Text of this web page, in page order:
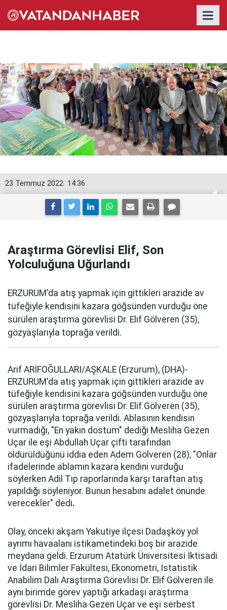
14:36
23 Temmuz 2022
Araştırma Görevlisi Elif, Son
Yolculuğuna Uğurlandı
ERZURUM'da atış yapmak için gittikleri arazide av
tüfeğiyle kendisini kazara göğsünden vurduğu öne
sürülen araştırma görevlisi Dr. Elif Gölveren (35),
gözyaşlarıyla toprağa verildi.
Arif ARİFOĞULLARI/AŞKALE (Erzurum), (DHA)-
ERZURUM'da atış yapmak için gittikleri arazide av
tüfeğiyle kendisini kazara göğsünden vurduğu öne
sürülen araştırma görevlisi Dr. Elif Gölveren (35),
gözyaşlarıyla toprağa verildi. Ablasının kendisin
vurmadığı, "En yakın dostum" dediği Mesliha Gezen
Uçar ile eşi Abdullah Uçar çifti tarafından
öldürüldüğünü iddia eden Adem Gölveren (28), "Onlar
ifadelerinde ablamın kazara kendini vurduğu
söylerken Adil Tıp raporlarında karşı taraftan atış
yapıldığı söyleniyor. Bunun hesabını adalet önünde
verecekler" dedi.
Olay, önceki akşam Yakutiye ilçesi Dadaşköy yol
ayrımı havaalanı istikametindeki boş bir arazide
meydana geldi. Erzurum Atatürk Üniversitesi İktisadi
ve İdari Bilimler Fakültesi, Ekonometri, İstatistik
Anabilim Dalı Araştırma Görevlisi Dr. Elif Gölveren ile
aynı birimde görev yaptığı arkadaşı araştırma
görevlisi Dr. Mesliha Gezen Uçar ve eşi serbest